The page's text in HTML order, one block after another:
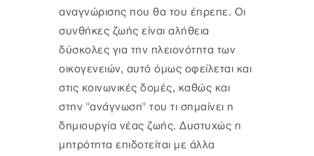
αναγνώρισης που θα του έπρεπε. Οι
συνθήκες ζωής είναι αλήθεια
δύσκολες για την πλειονότητα των
οικογενειών, αυτό όμως οφείλεται και
στις κοινωνικές δομές, καθώς και
στην "ανάγνωση" του τι σημαίνει η
δημιουργία νέας ζωής. Δυστυχώς η
μητρότητα επιδοτείται με άλλα